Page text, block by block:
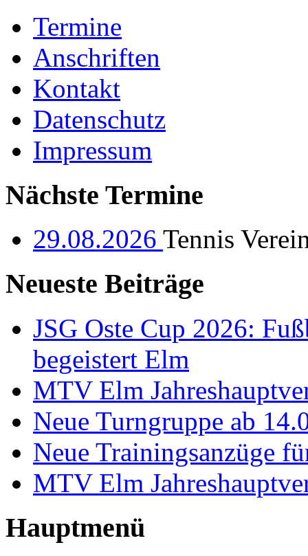
Termine
Anschriften
Kontakt
Datenschutz
Impressum
Nächste Termine
29.08.2026 Tennis
Neueste Beiträge
JSG Oste Cup 2026:
begeistert Elm
MTV Elm
Neue Turngruppe ab
Neue Trainingsanzüge
MTV Elm
Hauptmenü